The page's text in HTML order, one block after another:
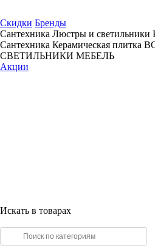
Скидки Бренды
Сантехника Люстры и светильники
Сантехника Керамическая плитка
СВЕТИЛЬНИКИ МЕБЕЛЬ
Акции
Искать в товарах